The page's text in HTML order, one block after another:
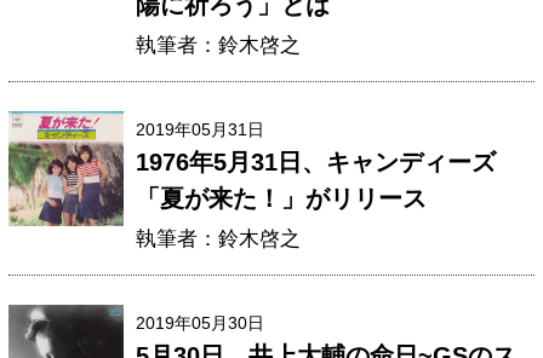
執筆者：鈴木啓之
2019年05月31日
1976年5月31日、キャンディーズ
「夏が来た！」がリリース
執筆者：鈴木啓之
2019年05月30日